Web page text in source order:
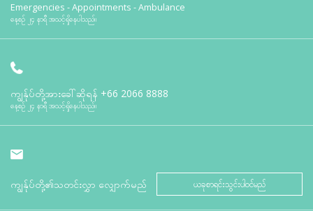
Emergencies - Appointments - Ambulance
နေ့စဉ် ၂၄ နာရီ အသင့်ရှိနေပါသည်။
ကျွန်ုပ်တို့အားခေါ်ဆိုရန် +66 2066 8888
နေ့စဉ် ၂၄ နာရီ အသင့်ရှိနေပါသည်။
ကျွန်ုပ်တို့၏သတင်းလွှာ လျှောက်မည် ယခုစာရင်းသွင်းပါဝင်မည်